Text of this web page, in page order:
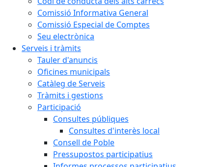
Comissió Informativa General
Comissió Especial de Comptes
Seu electrònica
Serveis i tràmits
Tauler d'anuncis
Oficines municipals
Catàleg de Serveis
Tràmits i gestions
Participació
Consultes públiques
Consultes d'interès local
Consell de Poble
Pressupostos participatius